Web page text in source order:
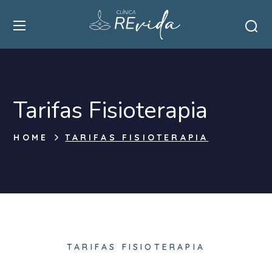
Tarifas Fisioterapia
HOME TARIFAS FISIOTERAPIA
TARIFAS FISIOTERAPIA